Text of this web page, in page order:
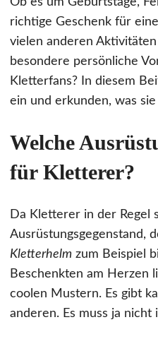
richtige Geschenk für
vielen anderen
besondere persönliche
Kletterfans? In diesem
ein und erkunden, was
Welche
für Kletterer?
Da Kletterer in der Regel
Ausrüstungsgegenstand,
Kletterhelm zum Beispiel
Beschenkten am Herzen
coolen Mustern. Es gibt
anderen. Es muss ja